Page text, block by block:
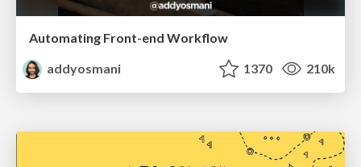
Automating Front-end Workflow
addyosmani
1370 210k